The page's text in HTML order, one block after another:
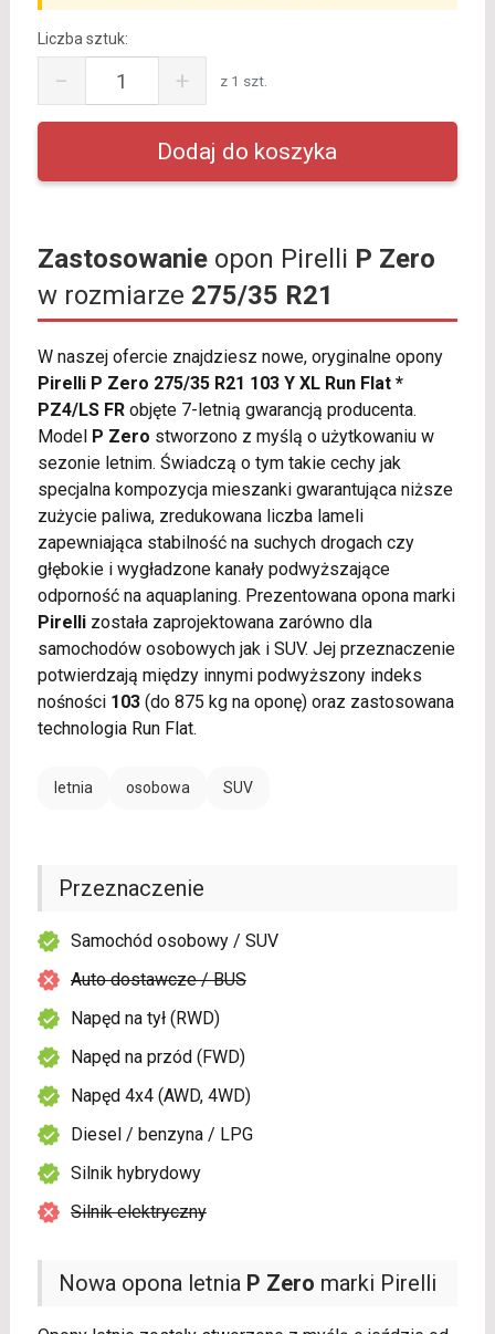
Liczba sztuk:
− + z 1 szt.
Zastosowanieopon Pirelli P Zero
w rozmiarze 275/35 R21
W naszej ofercie znajdziesz nowe, oryginalne opony
Pirelli P Zero 275/35 R21 103 Y XL Run Flat *
PZ4/LS FRobjęte 7-letnią gwarancją producenta.
Model P Zero stworzono z myślą o użytkowaniu w
sezonie letnim. Świadczą o tym takie cechy jak
specjalna kompozycja mieszanki gwarantująca niższe
zużycie paliwa, zredukowana liczba lameli
zapewniająca stabilność na suchych drogach czy
głębokie i wygładzone kanały podwyższające
odporność na aquaplaning. Prezentowana opona marki
Pirellizostała zaprojektowana zarówno dla
samochodów osobowych jak i SUV. Jej przeznaczenie
potwierdzają między innymi podwyższony indeks
nośności 103(do 875 kg na oponę) oraz zastosowana
technologia Run Flat.
letnia osobowa SUV
Nowa opona letnia P Zero marki Pirelli
Przeznaczenie
Samochód osobowy / SUV
Auto dostawcze / BUS
Napęd na tył (RWD)
Napęd na przód (FWD)
Napęd 4x4 (AWD, 4WD)
Diesel / benzyna / LPG
Silnik hybrydowy
Silnik elektryczny